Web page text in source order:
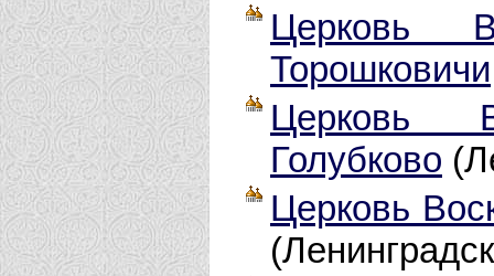
Церковь
Торошковичи
Церковь
Голубково
Церковь